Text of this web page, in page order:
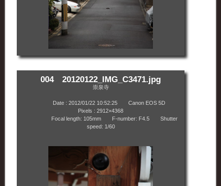
004 20120122_IMG_C3471.jpg
崇泉寺
Date : 2012/01/22 10:52:25 Canon EOS 5D
Pixels : 2912×4368
Focal length: 105mm F-number: F4.5 Shutter
speed: 1/60